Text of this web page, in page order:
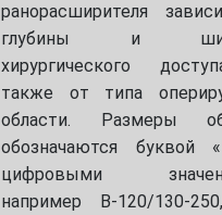
ранорасширителя
глубины и
хирургического
также от типа
области. Размеры
обозначаются буквой
цифровыми
например B-120/130-